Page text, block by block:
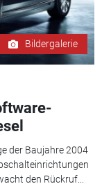
Bildergalerie
der Baujahre 2004
den Rückruf...